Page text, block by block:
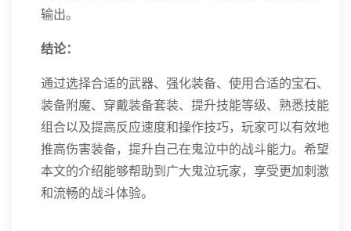
输出。
结论：
通过选择合适的武器、强化装备、使用合适的宝石、
装备附魔、穿戴装备套装、提升技能等级、熟悉技能
组合以及提高反应速度和操作技巧，玩家可以有效地
推高伤害装备，提升自己在鬼泣中的战斗能力。希望
本文的介绍能够帮助到广大鬼泣玩家，享受更加刺激
和流畅的战斗体验。